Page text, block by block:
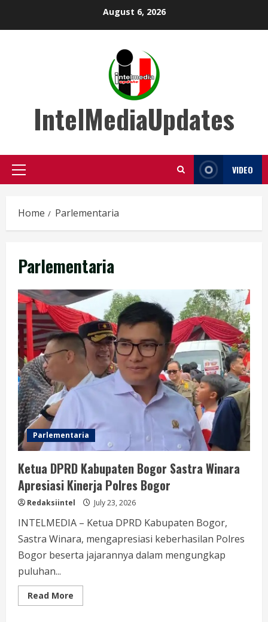
August 6, 2026
IntelMediaUpdates
Primary
VIDEO
Home Parlementaria
Parlementaria
Parlementaria
Ketua DPRD Kabupaten Bogor Sastra Winara
Apresiasi Kinerja Polres Bogor
Redaksiintel July 23, 2026
INTELMEDIA – Ketua DPRD Kabupaten Bogor,
Sastra Winara, mengapresiasi keberhasilan Polres
Bogor beserta jajarannya dalam mengungkap
puluhan...
Read More
more